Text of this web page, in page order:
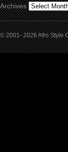
Archives
© 2001- 2026 Afro Style